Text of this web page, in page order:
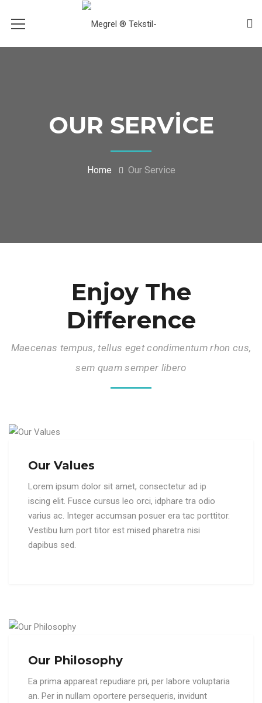
OUR SERVICE
Home Our Service
Enjoy The
Difference
Maecenas tempus, tellus eget condimentum rhon cus,
sem quam semper libero
Our Values
Lorem ipsum dolor sit amet, consectetur ad ip
iscing elit. Fusce cursus leo orci, idphare tra odio
varius ac. Integer accumsan posuer era tac porttitor.
Vestibu lum port titor est mised pharetra nisi
dapibus sed.
Our Philosophy
Ea prima appareat repudiare pri, per labore voluptaria
an. Per in nullam oportere persequeris, invidunt